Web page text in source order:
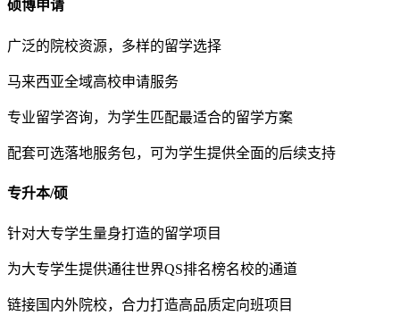
硕博申请
广泛的院校资源，多样的留学选择
马来西亚全域高校申请服务
专业留学咨询，为学生匹配最适合的留学方案
配套可选落地服务包，可为学生提供全面的后续支持
专升本/硕
针对大专学生量身打造的留学项目
为大专学生提供通往世界QS排名榜名校的通道
链接国内外院校，合力打造高品质定向班项目